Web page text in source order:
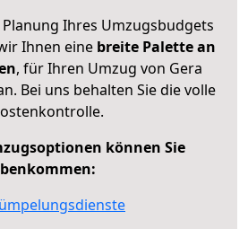
Ihres Umzugsbudgets
Ihnen eine breite Palette an
, für Ihren Umzug von Gera
Bei uns behalten Sie die volle
können Sie
benkommen: